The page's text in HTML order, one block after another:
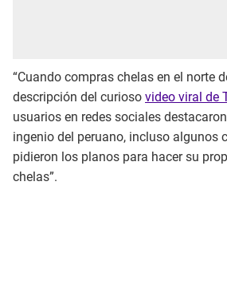
“Cuando compras chelas en el norte
descripción del curioso video viral de
usuarios en redes sociales
ingenio del peruano, incluso algunos
pidieron los planos para hacer su
chelas”.